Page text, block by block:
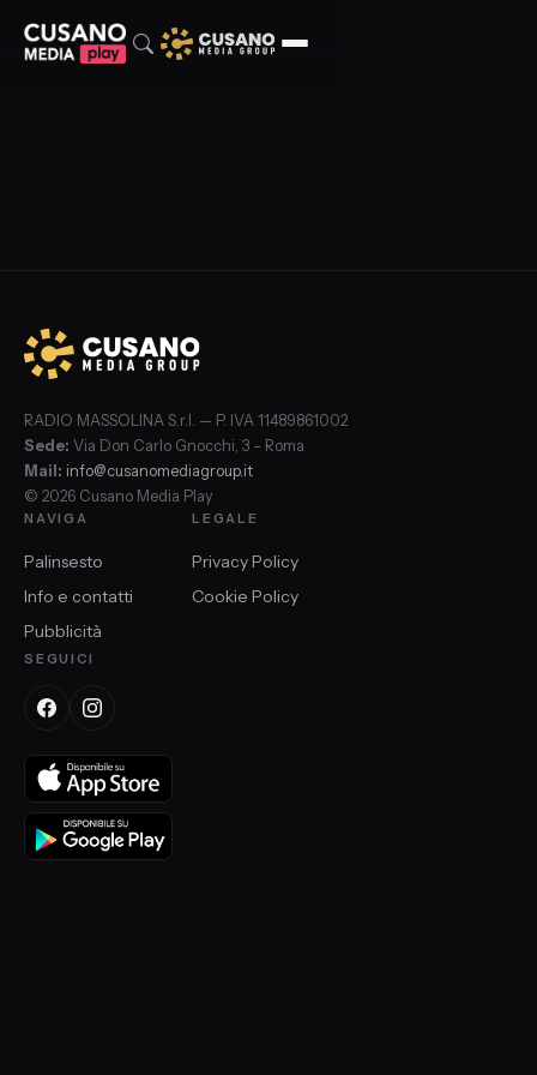
RADIO MASSOLINA S.r.l. — P. IVA 11489861002
Sede: Via Don Carlo Gnocchi, 3 – Roma
Mail: info@cusanomediagroup.it
© 2026 Cusano Media Play
NAVIGA
Palinsesto
Info e contatti
Pubblicità
LEGALE
Privacy Policy
Cookie Policy
SEGUICI